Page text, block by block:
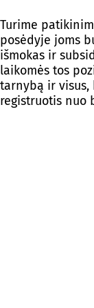
Turime
posėdyje joms
išmokas ir
laikomės tos
tarnybą ir
registruotis nuo